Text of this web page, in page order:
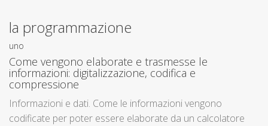
la programmazione
uno
Come vengono elaborate e trasmesse le
informazioni: digitalizzazione, codifica e
compressione
Informazioni e dati. Come le informazioni vengono
codificate per poter essere elaborate da un calcolatore